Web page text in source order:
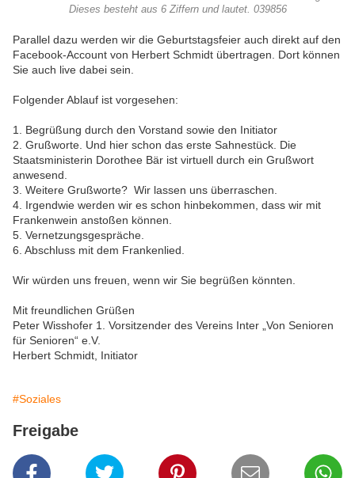
Dieses besteht aus 6 Ziffern und lautet. 039856
Parallel dazu werden wir die Geburtstagsfeier auch direkt auf den
Facebook-Account von Herbert Schmidt übertragen. Dort können
Sie auch live dabei sein.
Folgender Ablauf ist vorgesehen:
1. Begrüßung durch den Vorstand sowie den Initiator
2. Grußworte. Und hier schon das erste Sahnestück. Die
Staatsministerin Dorothee Bär ist virtuell durch ein Grußwort
anwesend.
3. Weitere Grußworte? Wir lassen uns überraschen.
4. Irgendwie werden wir es schon hinbekommen, dass wir mit
Frankenwein anstoßen können.
5. Vernetzungsgespräche.
6. Abschluss mit dem Frankenlied.
Wir würden uns freuen, wenn wir Sie begrüßen könnten.
Mit freundlichen Grüßen
Peter Wisshofer 1. Vorsitzender des Vereins Inter „Von Senioren
für Senioren“ e.V.
Herbert Schmidt, Initiator
#Soziales
Freigabe